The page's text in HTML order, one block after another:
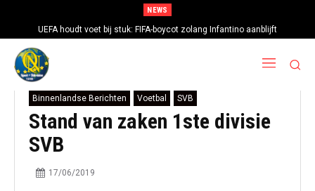
NEWS
UEFA houdt voet bij stuk: FIFA-boycot zolang Infantino aanblijft
Binnenlandse Berichten Voetbal SVB
Stand van zaken 1ste divisie
SVB
17/06/2019